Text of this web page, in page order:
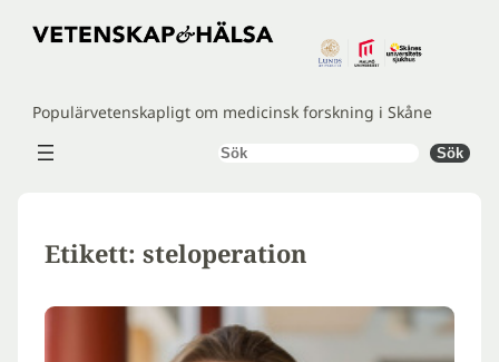
Hoppa
Populärvetenskapligt om medicinsk forskning i Skåne
Sök Sök
Etikett: steloperation